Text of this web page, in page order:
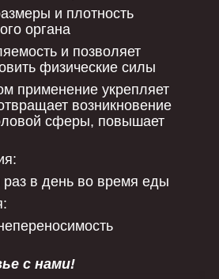
и плотность
органа
и позволяет
физические силы
применение укрепляет
возникновение
сферы, повышает
раз в день во время еды
с нами!